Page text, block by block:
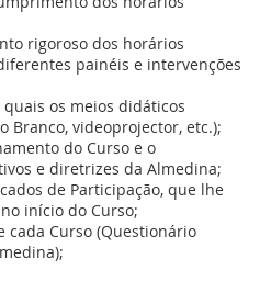
rigoroso dos horários
painéis e intervenções
os meios didáticos
Branco, videoprojector, etc.);
do Curso e o
e diretrizes da Almedina;
de Participação, que lhe
início do Curso;
cada Curso (Questionário